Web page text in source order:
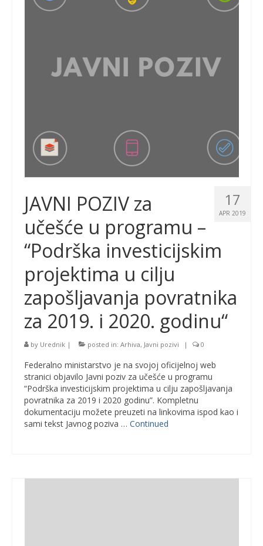
17
APR 2019
JAVNI POZIV za
učešće u programu –
“Podrška investicijskim
projektima u cilju
zapošljavanja povratnika
za 2019. i 2020. godinu“
by Urednik | posted in: Arhiva, Javni pozivi | 0
Federalno ministarstvo je na svojoj oficijelnoj web
stranici objavilo Javni poziv za učešće u programu
“Podrška investicijskim projektima u cilju zapošljavanja
povratnika za 2019 i 2020 godinu”. Kompletnu
dokumentaciju možete preuzeti na linkovima ispod kao i
sami tekst Javnog poziva … Continued